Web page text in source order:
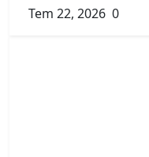
Tem 22, 2026 0